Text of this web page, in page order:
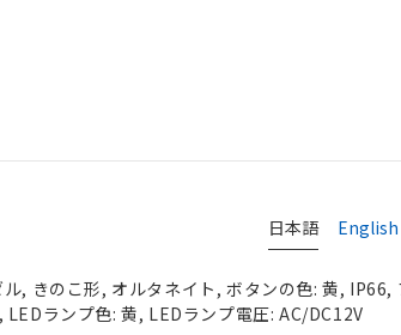
日本語 English
, きのこ形, オルタネイト, ボタンの色: 黄, IP66,
ランプ色: 黄, LEDランプ電圧: AC/DC12V